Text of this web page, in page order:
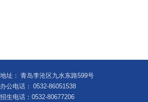
地址： 青岛李沧区九水东路599号
办公电话： 0532-86051538
招生电话：0532-80677206